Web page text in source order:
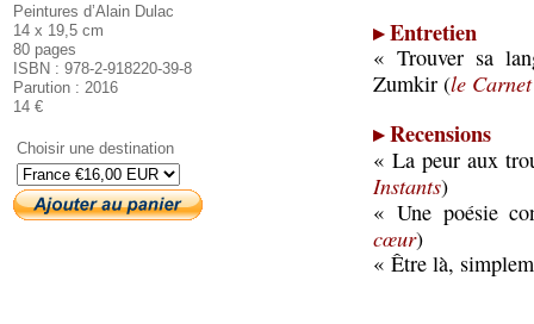
Peintures d’Alain Dulac
14 x 19,5 cm
80 pages
ISBN : 978-2-918220-39-8
Parution : 2016
14 €
Choisir une destination
▸ Entretien
« Trouver sa
Zumkir (le
▸ Recensions
« La peur aux
Instants)
« Une poésie
cœur)
« Être là,